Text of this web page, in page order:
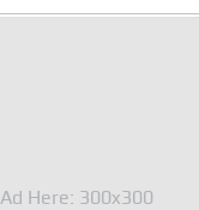
Ad Here: 300x300